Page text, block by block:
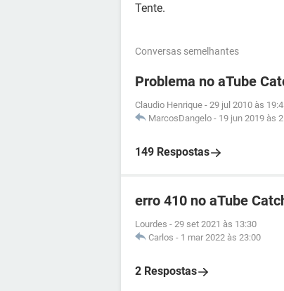
Tente.
Conversas semelhantes
Problema no aTube
Claudio Henrique - 29 jul 2010 às
MarcosDangelo - 19 jun 2019 às
149 Respostas
erro 410 no aTube
Lourdes - 29 set 2021 às 13:30
Carlos - 1 mar 2022 às 23:00
2 Respostas